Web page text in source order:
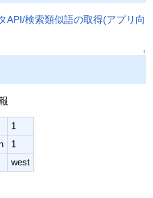
API/検索類似語の取得(アプリ向
↑
1
1
west